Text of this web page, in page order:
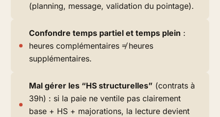
(planning, message, validation du pointage).
Confondre temps partiel et temps plein :
heures complémentaires ≠ heures
supplémentaires.
Mal gérer les “HS structurelles” (contrats à
39h) : si la paie ne ventile pas clairement
base + HS + majorations, la lecture devient